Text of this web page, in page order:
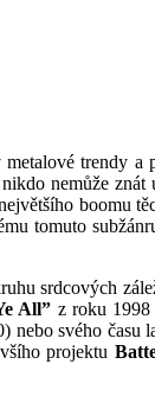
trendy
nemůže
boomu
tomuto
srdcových
All” z roku 1998
nebo svého času
projektu